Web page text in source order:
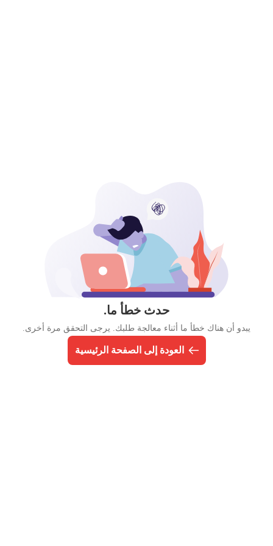
حدث خطأ ما.
يبدو أن هناك خطأ ما أثناء معالجة طلبك. يرجى التحقق مرة أخرى.
العودة إلى الصفحة الرئيسية